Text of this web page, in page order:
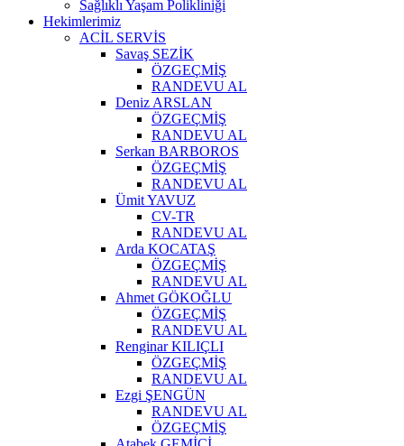
Sağlıklı Yaşam Polikliniği
Hekimlerimiz
ACİL SERVİS
Savaş SEZİK
ÖZGEÇMİŞ
RANDEVU AL
Deniz ARSLAN
ÖZGEÇMİŞ
RANDEVU AL
Serkan BARBOROS
ÖZGEÇMİŞ
RANDEVU AL
Ümit YAVUZ
CV-TR
RANDEVU AL
Arda KOCATAŞ
ÖZGEÇMİŞ
RANDEVU AL
Ahmet GÖKOĞLU
ÖZGEÇMİŞ
RANDEVU AL
Renginar KILIÇLI
ÖZGEÇMİŞ
RANDEVU AL
Ezgi ŞENGÜN
RANDEVU AL
ÖZGEÇMİŞ